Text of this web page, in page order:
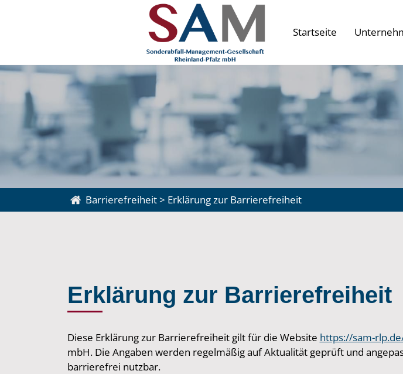
Startseite
Barrierefreiheit> Erklärung zur Barrierefreiheit
Erklärung zur Barrierefreiheit
Diese Erklärung zur Barrierefreiheit gilt für die Website https://sam-
mbH. Die Angaben werden regelmäßig auf Aktualität geprüft und
barrierefrei nutzbar.